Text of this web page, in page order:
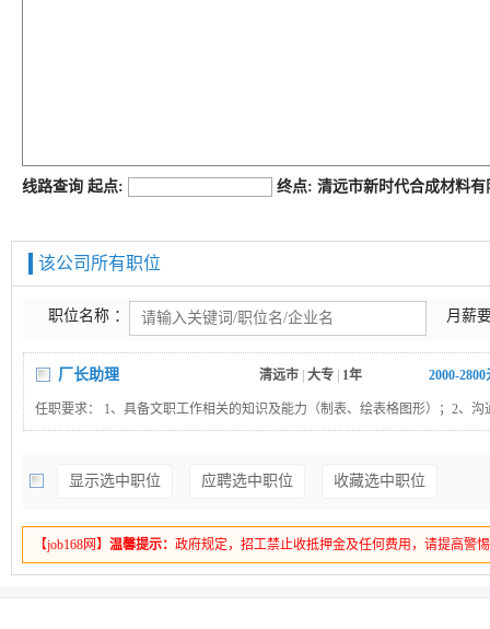
线路查询 起点: 终点: 清远市新时代合成材料
该公司所有职位
职位名称 ： 月薪
厂长助理 清远市 大专 1年 2000-2800
任职要求： 1、具备文职工作相关的知识及能力（制表、绘表格图形）；2、沟
好；3、 完成厂长安排的相关任务（例如生产报表、ISO文件等）；4、 、接受
显示选中职位 应聘选中职位 收藏选中职位
【job168网】 温馨提示： 政府规定，招工禁止收抵押金及任何费用，请提高警